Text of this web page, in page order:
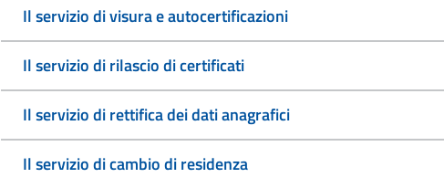
Il servizio di visura e autocertificazioni
Il servizio di rilascio di certificati
Il servizio di rettifica dei dati anagrafici
Il servizio di cambio di residenza